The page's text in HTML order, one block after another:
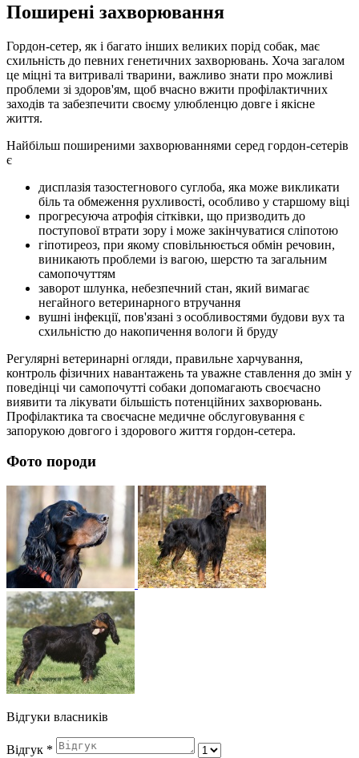
Поширені захворювання
Гордон-сетер, як і багато інших великих порід собак, має
схильність до певних генетичних захворювань. Хоча загалом
це міцні та витривалі тварини, важливо знати про можливі
проблеми зі здоров'ям, щоб вчасно вжити профілактичних
заходів та забезпечити своєму улюбленцю довге і якісне
життя.
Найбільш поширеними захворюваннями серед гордон-сетерів
є
дисплазія тазостегнового суглоба, яка може викликати
біль та обмеження рухливості, особливо у старшому віці
прогресуюча атрофія сітківки, що призводить до
поступової втрати зору і може закінчуватися сліпотою
гіпотиреоз, при якому сповільнюється обмін речовин,
виникають проблеми із вагою, шерстю та загальним
самопочуттям
заворот шлунка, небезпечний стан, який вимагає
негайного ветеринарного втручання
вушні інфекції, пов'язані з особливостями будови вух та
схильністю до накопичення вологи й бруду
Регулярні ветеринарні огляди, правильне харчування,
контроль фізичних навантажень та уважне ставлення до змін у
поведінці чи самопочутті собаки допомагають своєчасно
виявити та лікувати більшість потенційних захворювань.
Профілактика та своєчасне медичне обслуговування є
запорукою довгого і здорового життя гордон-сетера.
Фото породи
Відгуки власників
Відгук *